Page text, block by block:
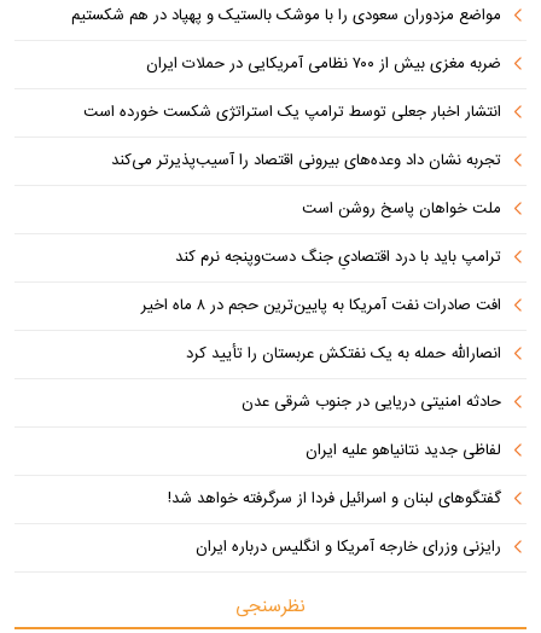
مواضع مزدوران سعودی را با موشک بالستیک و پهپاد در هم شکستیم
ضربه مغزی بیش از ۷۰۰ نظامی آمریکایی در حملات ایران
انتشار اخبار جعلی توسط ترامپ یک استراتژی شکست خورده است
تجربه نشان داد وعده‌های بیرونی اقتصاد را آسیب‌پذیرتر می‌کند
ملت خواهان پاسخ روشن است
ترامپ باید با درد اقتصادیِ جنگ دست‌و‌پنجه نرم کند
افت صادرات نفت آمریکا به پایین‌ترین حجم در ۸ ماه اخیر
انصارالله حمله به یک نفتکش عربستان را تأیید کرد
حادثه امنیتی دریایی در جنوب شرقی عدن
لفاظی جدید نتانیاهو علیه ایران
گفتگوهای لبنان و اسرائیل فردا از سرگرفته خواهد شد!
رایزنی وزرای خارجه آمریکا و انگلیس درباره ایران
نظرسنجی